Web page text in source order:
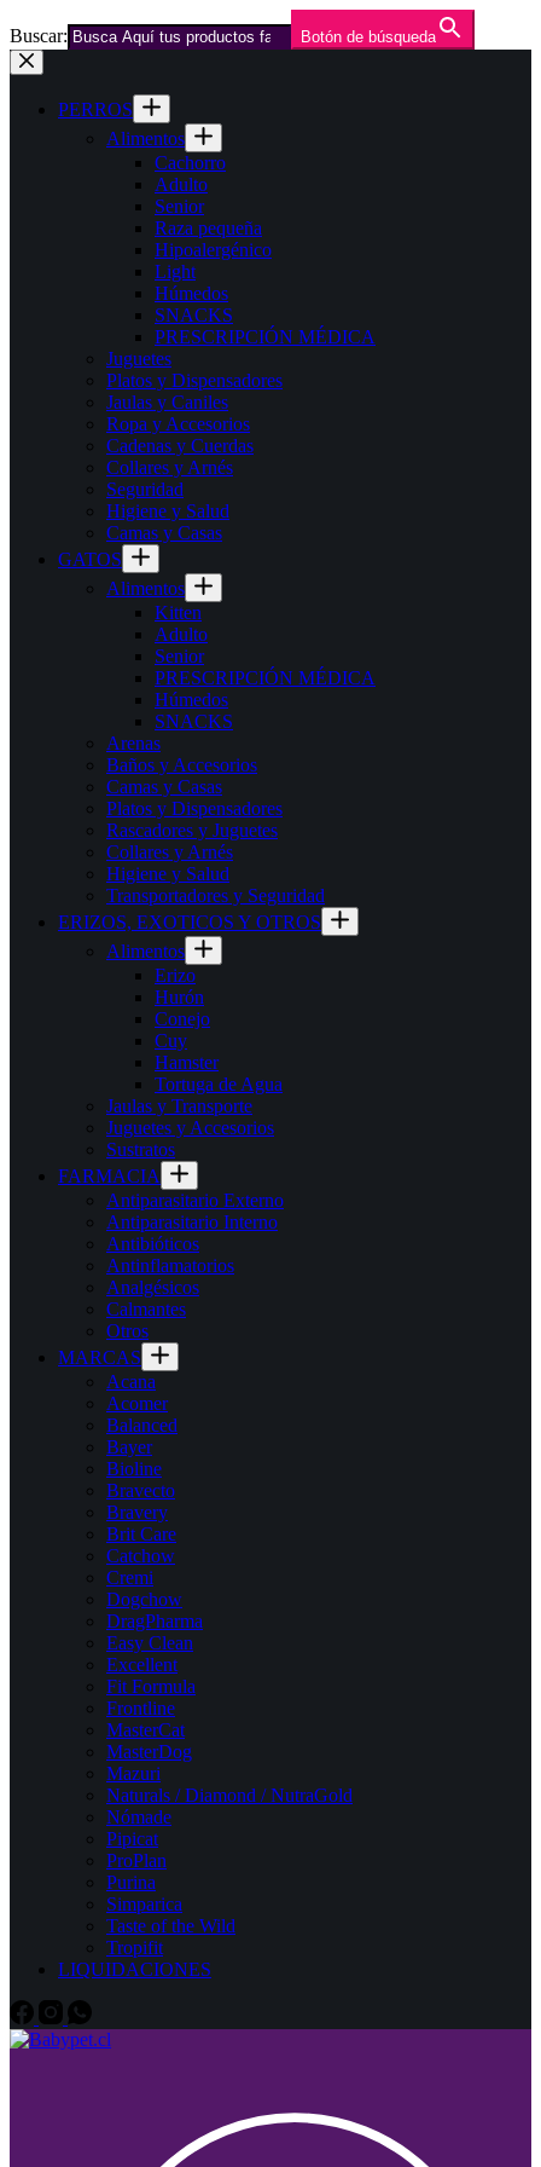
Buscar: Botón de búsqueda
Saltar
al
contenidoPERROS
Alimentos
Cachorro
Adulto
Senior
Raza pequeña
Hipoalergénico
Light
Húmedos
SNACKS
PRESCRIPCIÓN MÉDICA
Juguetes
Platos y Dispensadores
Jaulas y Caniles
Ropa y Accesorios
Cadenas y Cuerdas
Collares y Arnés
Seguridad
Higiene y Salud
Camas y Casas
GATOS
Alimentos
Kitten
Adulto
Senior
PRESCRIPCIÓN MÉDICA
Húmedos
SNACKS
Arenas
Baños y Accesorios
Camas y Casas
Platos y Dispensadores
Rascadores y Juguetes
Collares y Arnés
Higiene y Salud
Transportadores y Seguridad
ERIZOS, EXOTICOS Y OTROS
Alimentos
Erizo
Hurón
Conejo
Cuy
Hamster
Tortuga de Agua
Jaulas y Transporte
Juguetes y Accesorios
Sustratos
FARMACIA
Antiparasitario Externo
Antiparasitario Interno
Antibióticos
Antinflamatorios
Analgésicos
Calmantes
Otros
MARCAS
Acana
Acomer
Balanced
Bayer
Bioline
Bravecto
Bravery
Brit Care
Catchow
Cremi
Dogchow
DragPharma
Easy Clean
Excellent
Fit Formula
Frontline
MasterCat
MasterDog
Mazuri
Naturals / Diamond / NutraGold
Nómade
Pipicat
ProPlan
Purina
Simparica
Taste of the Wild
Tropifit
LIQUIDACIONES